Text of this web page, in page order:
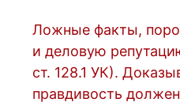
Ложные факты,
и деловую
ст. 128.1 УК).
правдивость должен